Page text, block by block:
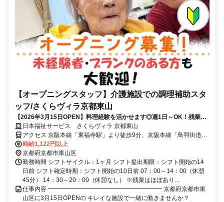
【オープニングスタッフ】介護施設での調理補助スタ
ッフ/さくらヴィラ京都東山
【2026年3月15日OPEN】料理経験を活かせます◎週1日～OK！残業な
し！未経験の方・ブランクありの方も大歓迎！40代・50代・シニア活躍
中！
日本福祉サービス さくらヴィラ 京都東山
アクセス 京阪本線「東福寺駅」より徒歩9分、京阪本線「鳥羽街道
駅」より車で5分、京阪本線「七条駅」より車で5分 ※バイク通勤OK
時給1,122円以上
京都府京都市東山区
勤務時間 シフトサイクル：1ヶ月 シフト提出期限：シフト開始の14
日前 シフト確定時期：シフト開始の10日前 07：00～14：00（休憩
45分） 14：30～20：00（休憩なし） ※残業はほぼあり...
仕事内容 ━━━━━━━━━━━━━━━━━━━ 京都府京都市東
山区に3月15日OPENの キレイな施設で一緒に働きませんか？